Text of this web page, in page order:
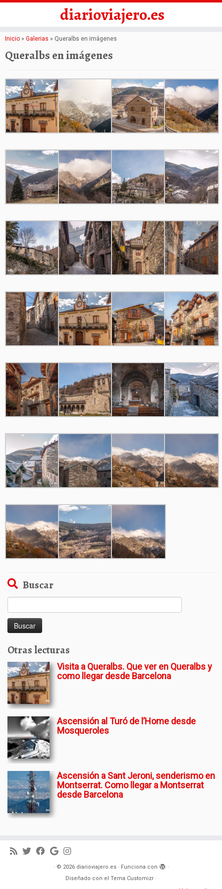
Saltar
contenido
diarioviajero.es
Inicio » Galerias » Queralbs en imágenes
Queralbs en imágenes
Buscar
Otras lecturas
Visita a Queralbs. Que ver en Queralbs y
como llegar desde Barcelona
Ascensión al Turó de l’Home desde
Mosqueroles
Ascensión a Sant Jeroni, senderismo en
Montserrat. Como llegar a Montserrat
desde Barcelona
· © 2026 diarioviajero.es· Funciona con
·
Diseñado con el Tema Customizr ·